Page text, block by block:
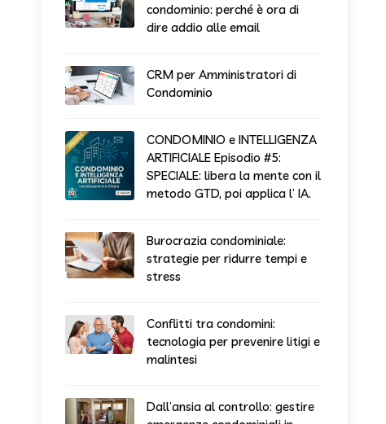
condominio: perché è ora di
dire addio alle email
CRM per Amministratori di
Condominio
CONDOMINIO e INTELLIGENZA
ARTIFICIALE Episodio #5:
SPECIALE: libera la mente con il
metodo GTD, poi applica l’ IA.
Burocrazia condominiale:
strategie per ridurre tempi e
stress
Conflitti tra condomini:
tecnologia per prevenire litigi e
malintesi
Dall’ansia al controllo: gestire